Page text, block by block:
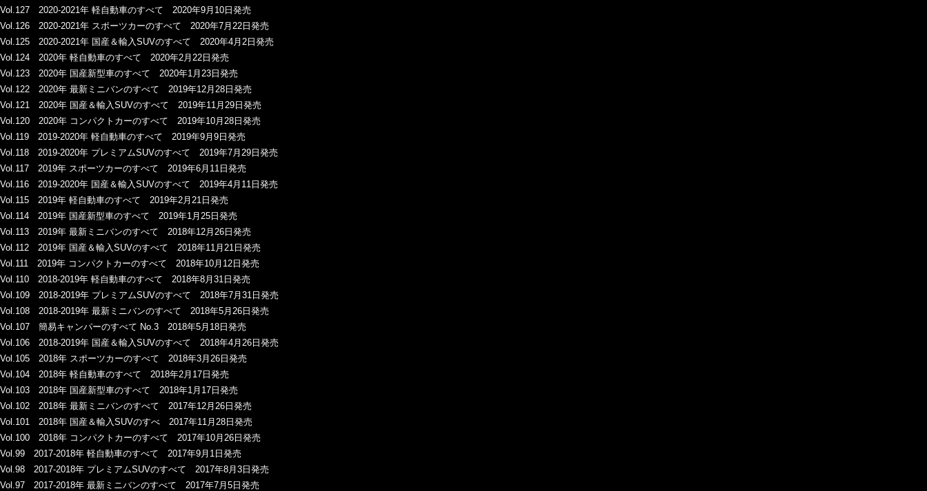
Vol.127 2020-2021年 軽自動車のすべて 2020年9月10日発売
Vol.126 2020-2021年 スポーツカーのすべて 2020年7月22日発売
Vol.125 2020-2021年 国産＆輸入SUVのすべて 2020年4月2日発売
Vol.124 2020年 軽自動車のすべて 2020年2月22日発売
Vol.123 2020年 国産新型車のすべて 2020年1月23日発売
Vol.122 2020年 最新ミニバンのすべて 2019年12月28日発売
Vol.121 2020年 国産＆輸入SUVのすべて 2019年11月29日発売
Vol.120 2020年 コンパクトカーのすべて 2019年10月28日発売
Vol.119 2019-2020年 軽自動車のすべて 2019年9月9日発売
Vol.118 2019-2020年 プレミアムSUVのすべて 2019年7月29日発売
Vol.117 2019年 スポーツカーのすべて 2019年6月11日発売
Vol.116 2019-2020年 国産＆輸入SUVのすべて 2019年4月11日発売
Vol.115 2019年 軽自動車のすべて 2019年2月21日発売
Vol.114 2019年 国産新型車のすべて 2019年1月25日発売
Vol.113 2019年 最新ミニバンのすべて 2018年12月26日発売
Vol.112 2019年 国産＆輸入SUVのすべて 2018年11月21日発売
Vol.111 2019年 コンパクトカーのすべて 2018年10月12日発売
Vol.110 2018-2019年 軽自動車のすべて 2018年8月31日発売
Vol.109 2018-2019年 プレミアムSUVのすべて 2018年7月31日発売
Vol.108 2018-2019年 最新ミニバンのすべて 2018年5月26日発売
Vol.107 簡易キャンパーのすべて No.3 2018年5月18日発売
Vol.106 2018-2019年 国産＆輸入SUVのすべて 2018年4月26日発売
Vol.105 2018年 スポーツカーのすべて 2018年3月26日発売
Vol.104 2018年 軽自動車のすべて 2018年2月17日発売
Vol.103 2018年 国産新型車のすべて 2018年1月17日発売
Vol.102 2018年 最新ミニバンのすべて 2017年12月26日発売
Vol.101 2018年 国産＆輸入SUVのすべ 2017年11月28日発売
Vol.100 2018年 コンパクトカーのすべて 2017年10月26日発売
Vol.99 2017-2018年 軽自動車のすべて 2017年9月1日発売
Vol.98 2017-2018年 プレミアムSUVのすべて 2017年8月3日発売
Vol.97 2017-2018年 最新ミニバンのすべて 2017年7月5日発売